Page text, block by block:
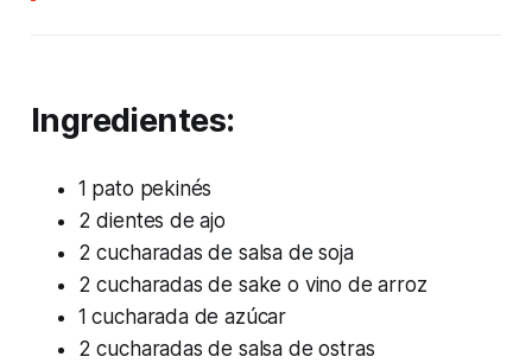
Ingredientes:
1 pato pekinés
2 dientes de ajo
2 cucharadas de salsa de soja
2 cucharadas de sake o vino de arroz
1 cucharada de azúcar
2 cucharadas de salsa de ostras